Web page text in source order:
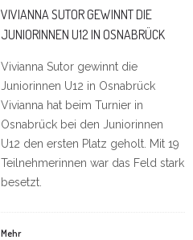
VIVIANNA SUTOR GEWINNT DIE
JUNIORINNEN U12 IN OSNABRÜCK
Vivianna Sutor gewinnt die
Juniorinnen U12 in Osnabrück
Vivianna hat beim Turnier in
Osnabrück bei den Juniorinnen
U12 den ersten Platz geholt. Mit 19
Teilnehmerinnen war das Feld stark
besetzt.
Mehr